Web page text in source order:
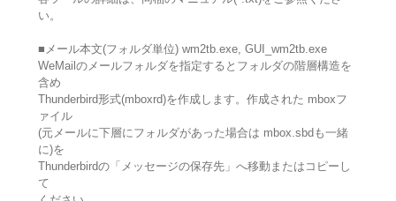
い。
■メール本文(フォルダ単位) wm2tb.exe, GUI_wm2tb.exe
WeMailのメールフォルダを指定するとフォルダの階層構造を
含め
Thunderbird形式(mboxrd)を作成します。作成された mboxフ
ァイル
(元メールに下層にフォルダがあった場合は mbox.sbdも一緒
に)を
Thunderbirdの「メッセージの保存先」へ移動またはコピーし
て